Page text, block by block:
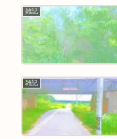
雑記
雑記